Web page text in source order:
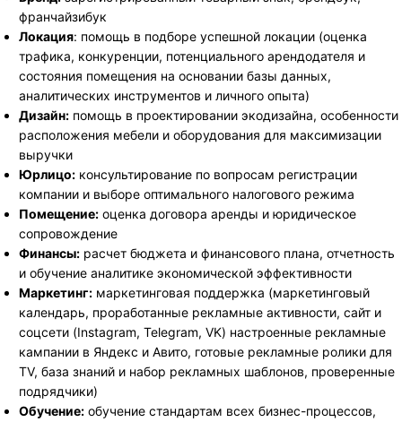
франчайзибук
Локация: помощь в подборе успешной локации (оценка
трафика, конкуренции, потенциального арендодателя и
состояния помещения на основании базы данных,
аналитических инструментов и личного опыта)
Дизайн:помощь в проектировании экодизайна, особенности
расположения мебели и оборудования для максимизации
выручки
Юрлицо:консультирование по вопросам регистрации
компании и выборе оптимального налогового режима
Помещение:оценка договора аренды и юридическое
сопровождение
Финансы:расчет бюджета и финансового плана, отчетность
и обучение аналитике экономической эффективности
Маркетинг:маркетинговая поддержка (маркетинговый
календарь, проработанные рекламные активности, сайт и
соцсети (Instagram, Telegram, VK) настроенные рекламные
кампании в Яндекс и Авито, готовые рекламные ролики для
TV, база знаний и набор рекламных шаблонов, проверенные
подрядчики)
Обучение:обучение стандартам всех бизнес-процессов,